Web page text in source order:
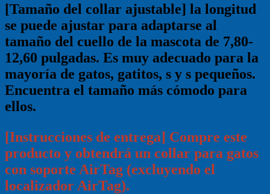
[Tamaño del collar ajustable] la longitud
se puede ajustar para adaptarse al
tamaño del cuello de la mascota de 7,80-
12,60 pulgadas. Es muy adecuado para la
mayoría de gatos, gatitos, s y s pequeños.
Encuentra el tamaño más cómodo para
ellos.
[Instrucciones de entrega] Compre este
producto y obtendrá un collar para gatos
con soporte AirTag (excluyendo el
localizador AirTag).